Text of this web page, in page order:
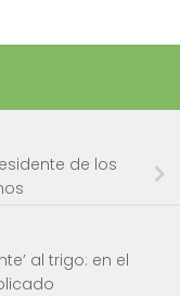
de los
al trigo: en el